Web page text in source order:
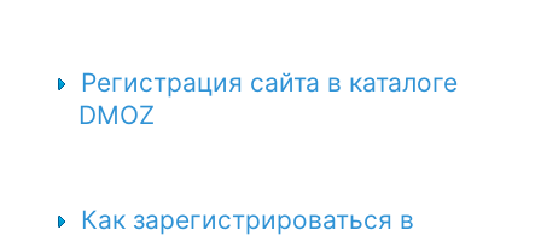
Регистрация сайта в каталоге
DMOZ
Как зарегистрироваться в